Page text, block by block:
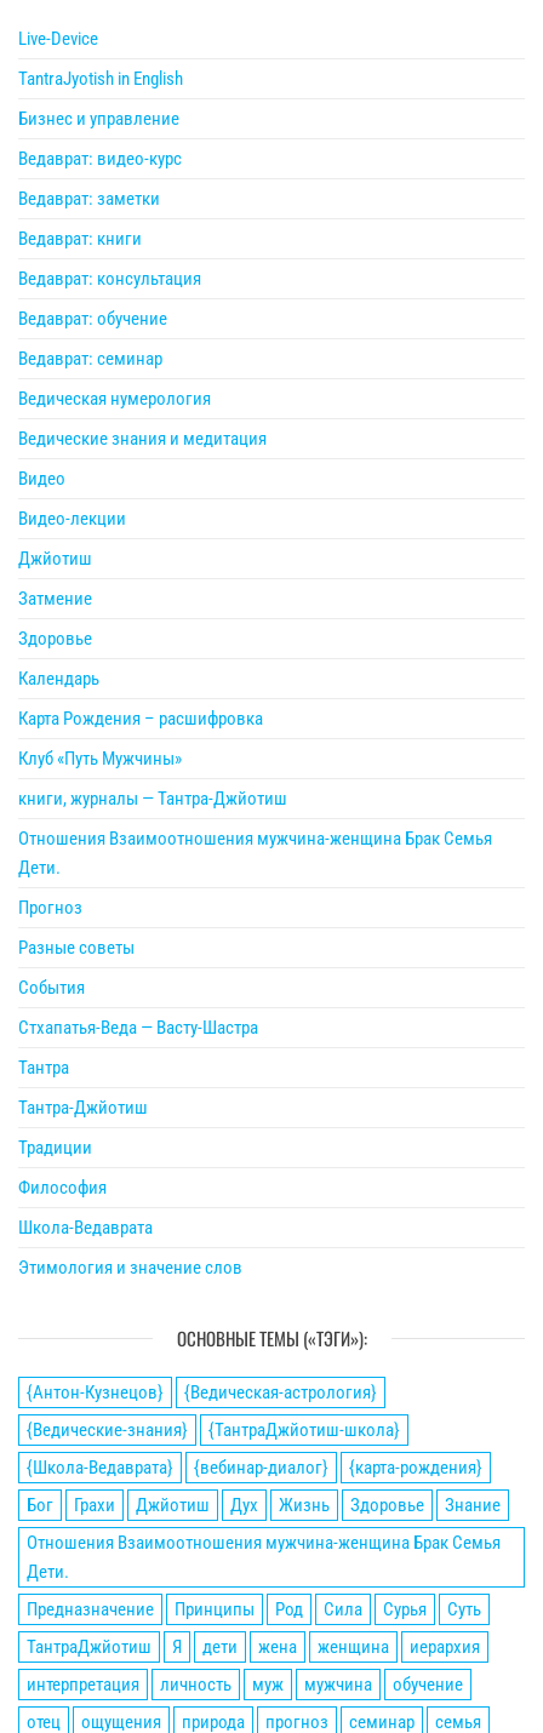
Live-Device
TantraJyotish in English
Бизнес и управление
Ведаврат: видео-курс
Ведаврат: заметки
Ведаврат: книги
Ведаврат: консультация
Ведаврат: обучение
Ведаврат: семинар
Ведическая нумерология
Ведические знания и медитация
Видео
Видео-лекции
Джйотиш
Затмение
Здоровье
Календарь
Карта Рождения – расшифровка
Клуб «Путь Мужчины»
книги, журналы — Тантра-Джйотиш
Отношения Взаимоотношения мужчина-женщина Брак Семья
Дети.
Прогноз
Разные советы
События
Стхапатья-Веда — Васту-Шастра
Тантра
Тантра-Джйотиш
Традиции
Философия
Школа-Ведаврата
Этимология и значение слов
ОСНОВНЫЕ ТЕМЫ («ТЭГИ»):
{Антон-Кузнецов}
{Ведическая-астрология}
{Ведические-знания}
{ТантраДжйотиш-школа}
{Школа-Ведаврата}
{вебинар-диалог}
{карта-рождения}
Бог
Грахи Джйотиш Дух Жизнь Здоровье
Знание
Отношения Взаимоотношения мужчина-женщина Брак Семья
Дети.
Предназначение
Принципы Род Сила Сурья
Суть
ТантраДжйотиш
Я дети жена женщина
иерархия
интерпретация
личность муж мужчина
обучение
отец
ощущения природа прогноз семинар семья